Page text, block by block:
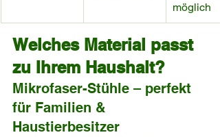
möglich
Welches Material passt
zu Ihrem Haushalt?
Mikrofaser-Stühle – perfekt
für Familien &
Haustierbesitzer